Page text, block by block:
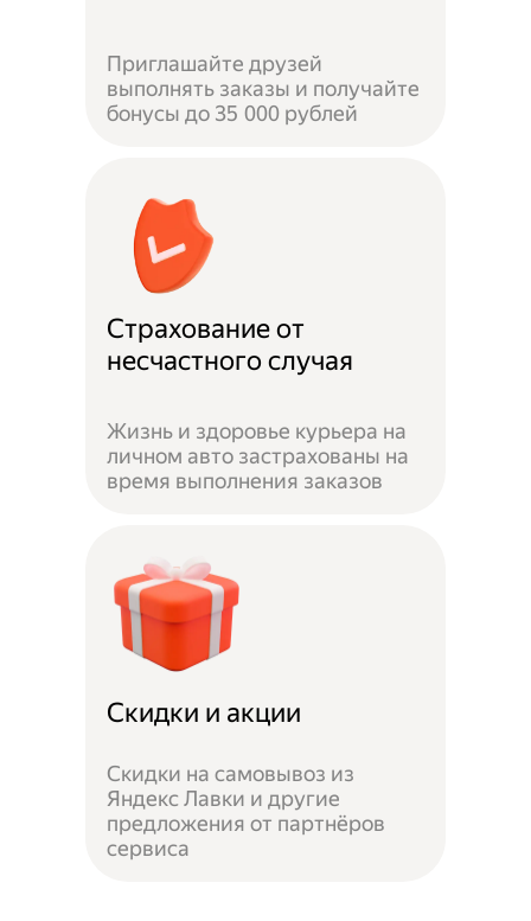
Приглашайте друзей
выполнять заказы и получайте
бонусы до 35 000 рублей
Страхование от
несчастного случая
Жизнь и здоровье курьера на
личном авто застрахованы на
время выполнения заказов
Скидки и акции
Скидки на самовывоз из
Яндекс Лавки и другие
предложения от партнёров
сервиса